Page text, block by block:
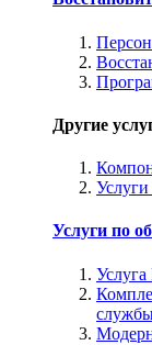
Другие
Услуги по